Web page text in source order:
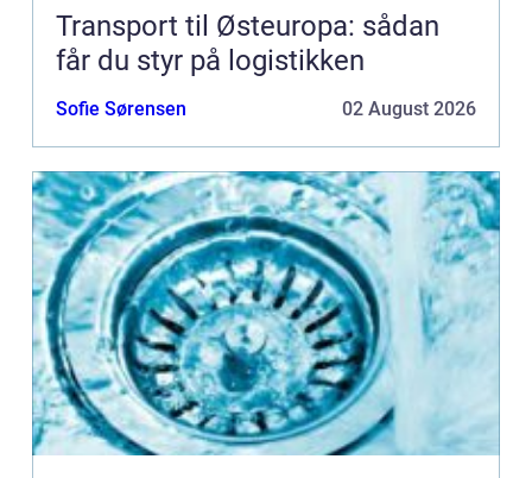
Transport til Østeuropa: sådan
får du styr på logistikken
Sofie Sørensen 02 August 2026